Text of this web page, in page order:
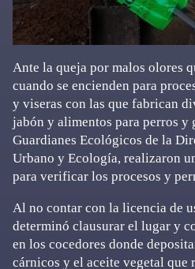
Ante la queja por malos olores
cuando se encienden para
y viseras con las que fabrican
jabón y alimentos para perros y
Guardianes Ecológicos de la
Urbano y Ecología, realizaron
para verificar los procesos y
Al no contar con la licencia de
determinó clausurar el lugar y
en los cocedores donde
cárnicos y el aceite vegetal que